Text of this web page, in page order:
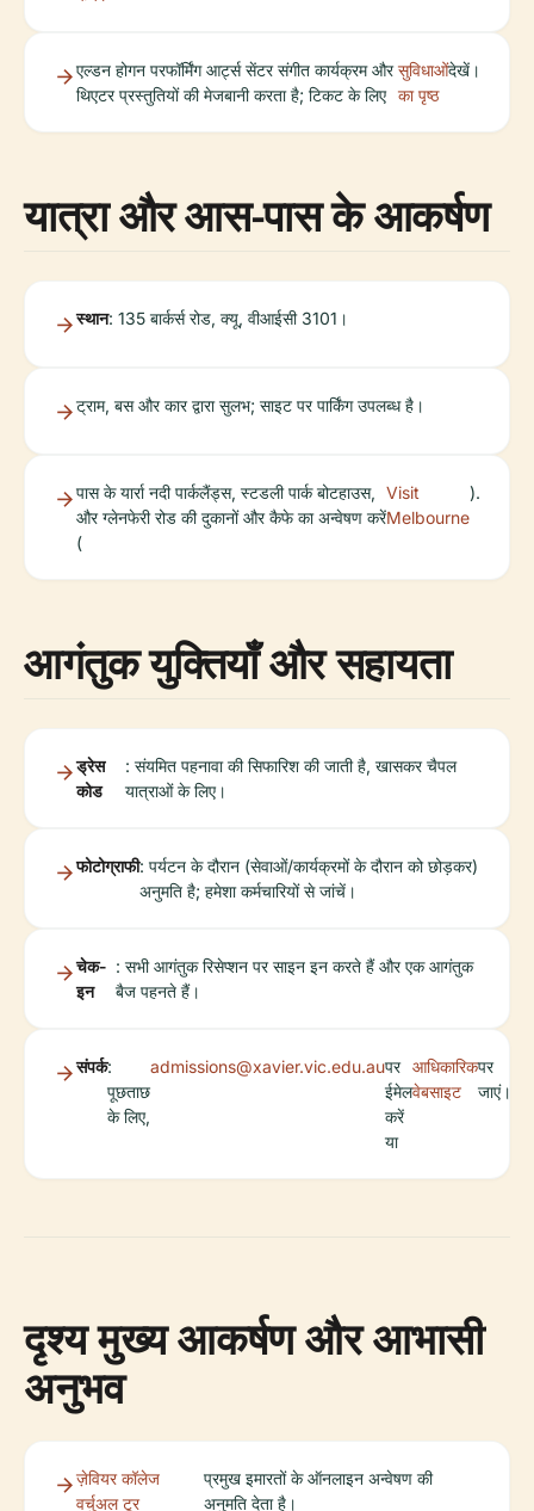
एल्डन होगन परफॉर्मिंग आर्ट्स सेंटर संगीत कार्यक्रम और
थिएटर प्रस्तुतियों की मेजबानी करता है; टिकट के लिए
सुविधाओं
का पृष्ठ
देखें।
यात्रा और आस-पास के आकर्षण
स्थान: 135 बार्कर्स रोड, क्यू, वीआईसी 3101।
ट्राम, बस और कार द्वारा सुलभ; साइट पर पार्किंग उपलब्ध है।
पास के यार्रा नदी पार्कलैंड्स, स्टडली पार्क बोटहाउस,
और ग्लेनफेरी रोड की दुकानों और कैफे का अन्वेषण करें
(
Visit
Melbourne
).
आगंतुक युक्तियाँ और सहायता
ड्रेस
कोड
: संयमित पहनावा की सिफारिश की जाती है, खासकर चैपल
यात्राओं के लिए।
फोटोग्राफी: पर्यटन के दौरान (सेवाओं/कार्यक्रमों के दौरान को छोड़कर)
अनुमति है; हमेशा कर्मचारियों से जांचें।
चेक-
इन
: सभी आगंतुक रिसेप्शन पर साइन इन करते हैं और एक आगंतुक
बैज पहनते हैं।
संपर्क:
पूछताछ
के लिए,
admissions@xavier.vic.edu.auपर
ईमेल
करें
या
आधिकारिक
वेबसाइट
पर
जाएं।
दृश्य मुख्य आकर्षण और आभासी
अनुभव
ज़ेवियर कॉलेज
वर्चुअल टूर
प्रमुख इमारतों के ऑनलाइन अन्वेषण की
अनुमति देता है।